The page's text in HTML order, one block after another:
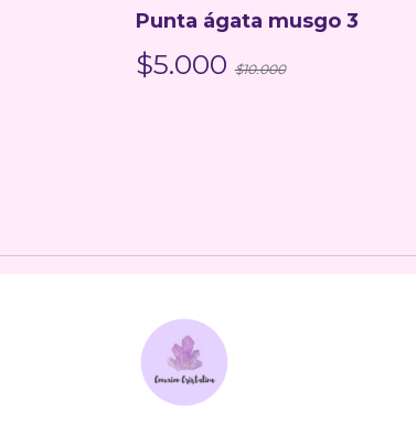
Punta ágata musgo 3
$5.000 $10.000